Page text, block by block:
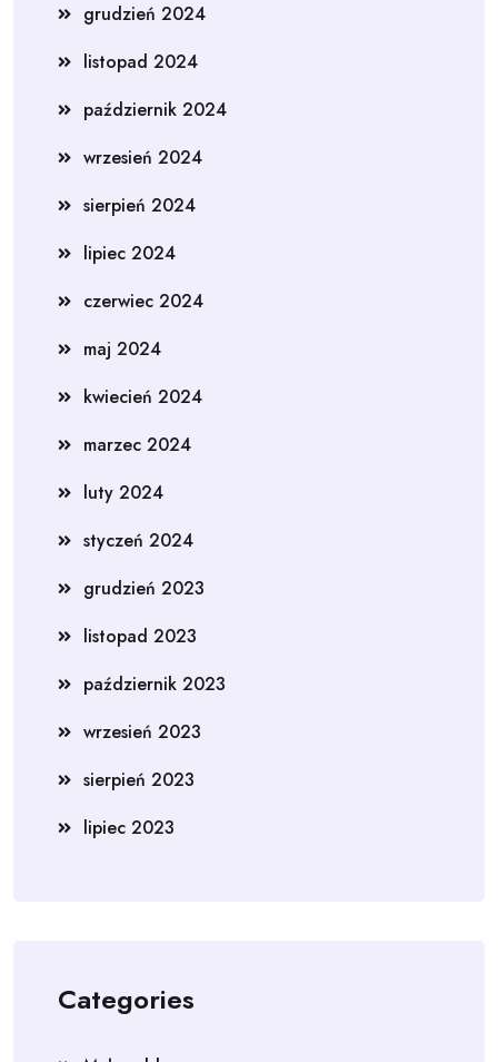
grudzień 2024
listopad 2024
październik 2024
wrzesień 2024
sierpień 2024
lipiec 2024
czerwiec 2024
maj 2024
kwiecień 2024
marzec 2024
luty 2024
styczeń 2024
grudzień 2023
listopad 2023
październik 2023
wrzesień 2023
sierpień 2023
lipiec 2023
Categories